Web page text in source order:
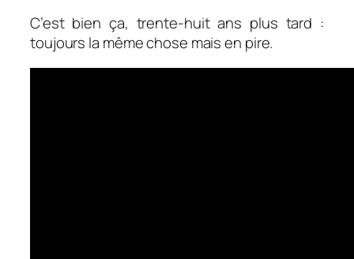
C’est bien ça, trente-huit ans plus tard :
toujours la même chose mais en pire.